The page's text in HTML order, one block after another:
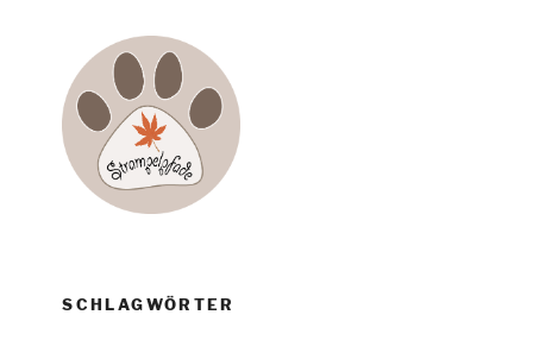
SCHLAGWÖRTER